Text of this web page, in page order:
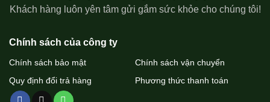
Khách hàng luôn yên tâm gửi gắm sức khỏe cho chúng tôi!
Chính sách của công ty
Chính sách bảo mật
Chính sách vận chuyển
Quy định đổi trả hàng
Phương thức thanh toán